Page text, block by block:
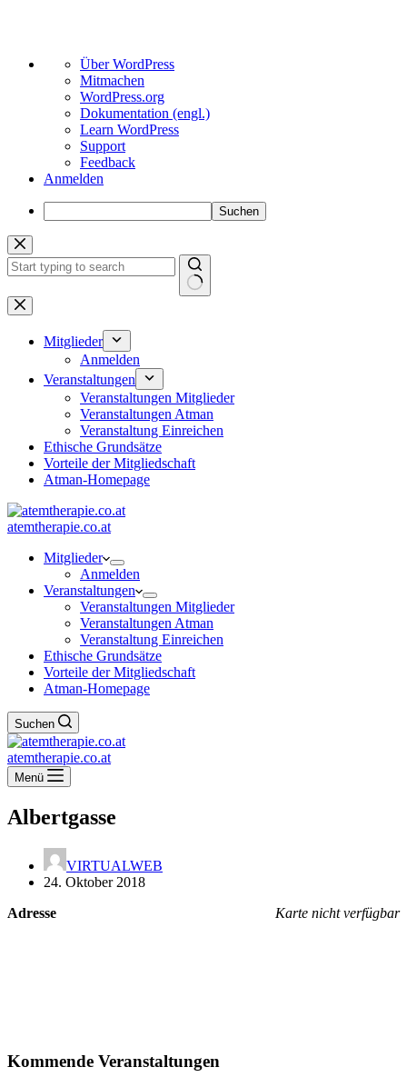
Über
WordPress
Über WordPress
Mitmachen
WordPress.org
Dokumentation (engl.)
Learn WordPress
Support
Feedback
Anmelden
Suchen
Zum
Inhalt
springen
Keine
Ergebnisse
Mitglieder
Anmelden
Veranstaltungen
Veranstaltungen Mitglieder
Veranstaltungen Atman
Veranstaltung Einreichen
Ethische Grundsätze
Vorteile der Mitgliedschaft
Atman-Homepage
atemtherapie.co.at
Mitglieder
Anmelden
Veranstaltungen
Veranstaltungen Mitglieder
Veranstaltungen Atman
Veranstaltung Einreichen
Ethische Grundsätze
Vorteile der Mitgliedschaft
Atman-Homepage
Suchen
atemtherapie.co.at
Menü
Albertgasse
VIRTUALWEB
24. Oktober 2018
Karte nicht verfügbar
Adresse
Kommende Veranstaltungen